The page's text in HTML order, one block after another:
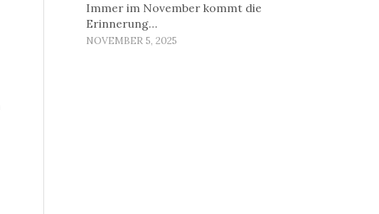
Immer im November kommt die
Erinnerung…
NOVEMBER 5, 2025